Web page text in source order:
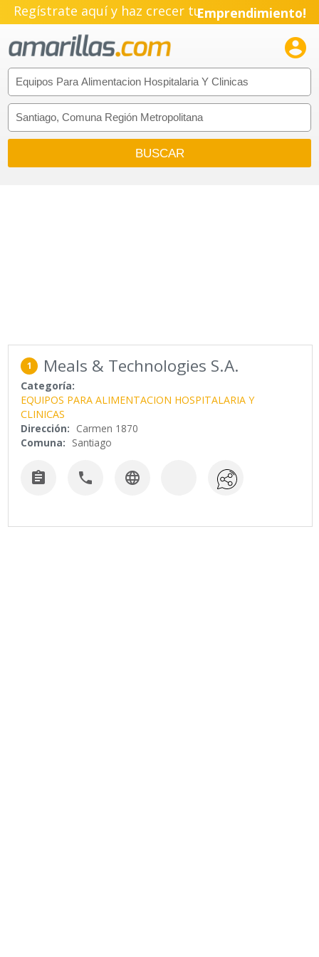
Regístrate aquí y haz crecer tuEmprendimiento!

1 Meals & Technologies S.A.
Categoría:
EQUIPOS PARA ALIMENTACION HOSPITALARIA Y
CLINICAS
Dirección: Carmen 1870
Comuna: Santiago
  